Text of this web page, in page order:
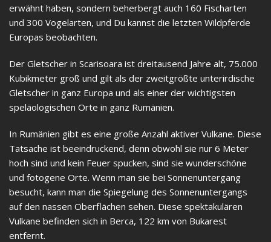
erwähnt haben, sondern beherbergt auch 160 Fischarten
und 300 Vogelarten, und Du kannst die letzten Wildpferde
Europas beobachten.
Der Gletscher in Scarisoara ist dreitausend Jahre alt, 75.000
Kubikmeter groß und gilt als der zweitgrößte unterirdische
Gletscher in ganz Europa und als einer der wichtigsten
speläologischen Orte in ganz Rumänien.
In Rumänien gibt es eine große Anzahl aktiver Vulkane. Diese
Tatsache ist beeindruckend, denn obwohl sie nur 6 Meter
hoch sind und kein Feuer spucken, sind sie wunderschöne
und fotogene Orte. Wenn man sie bei Sonnenuntergang
besucht, kann man die Spiegelung des Sonnenuntergangs
auf den nassen Oberflächen sehen. Diese spektakulären
Vulkane befinden sich in Berca, 122 km von Bukarest
entfernt.